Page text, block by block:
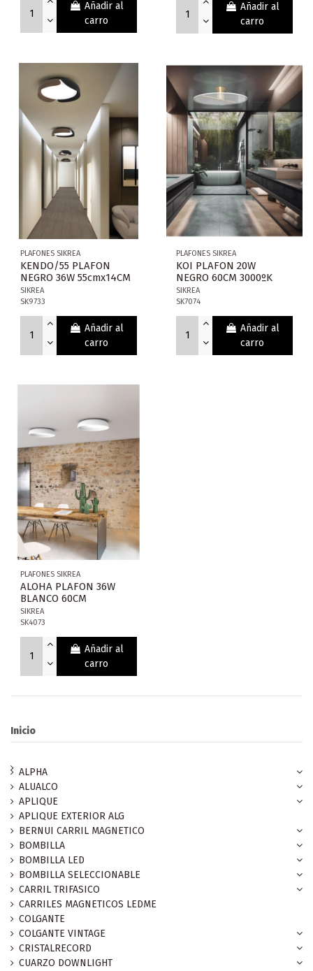
Añadir al
carro
Añadir al
carro
PLAFONES SIKREA
KENDO/55 PLAFON
NEGRO 36W 55cmx14CM
SIKREA
SK9733
Añadir al
carro
PLAFONES SIKREA
KOI PLAFON 20W
NEGRO 60CM 3000ºK
SIKREA
SK7074
Añadir al
carro
PLAFONES SIKREA
ALOHA PLAFON 36W
BLANCO 60CM
SIKREA
SK4073
Añadir al
carro
Inicio
ALPHA
ALUALCO
APLIQUE
APLIQUE EXTERIOR ALG
BERNUI CARRIL MAGNETICO
BOMBILLA
BOMBILLA LED
BOMBILLA SELECCIONABLE
CARRIL TRIFASICO
CARRILES MAGNETICOS LEDME
COLGANTE
COLGANTE VINTAGE
CRISTALRECORD
CUARZO DOWNLIGHT